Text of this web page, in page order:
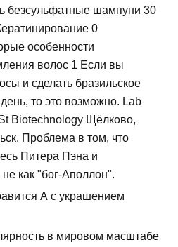
безсульфатные шампуни 30
0
особенности
волос 1 Если вы
и сделать бразильское
то это возможно. Lab
Biotechnology Щёлково,
Проблема в том, что
Питера Пэна и
как "бог-Аполлон".
А с украшением
в мировом масштабе